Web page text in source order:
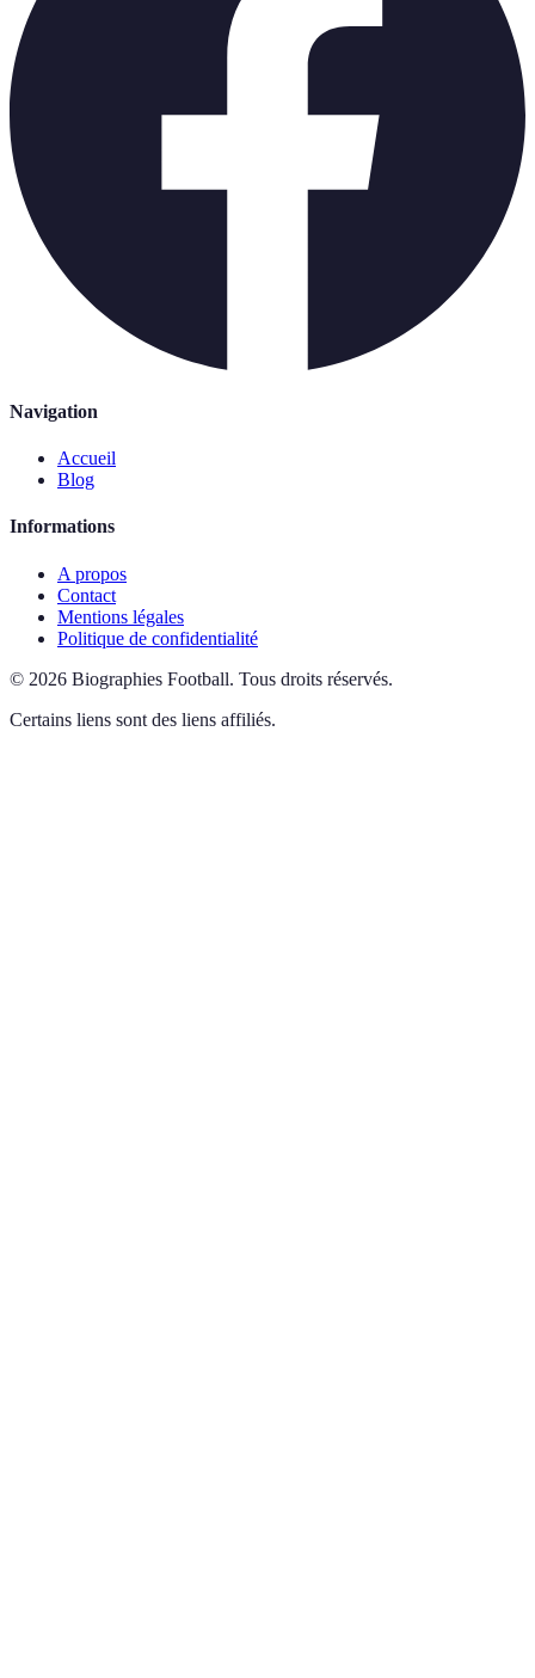
Navigation
Accueil
Blog
Informations
A propos
Contact
Mentions légales
Politique de confidentialité
© 2026 Biographies Football. Tous droits réservés.
Certains liens sont des liens affiliés.